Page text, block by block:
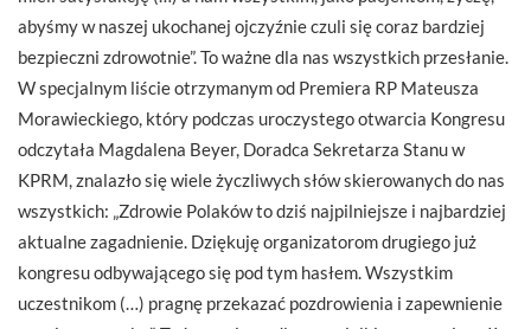
abyśmy w naszej ukochanej ojczyźnie czuli się coraz bardziej
bezpieczni zdrowotnie”. To ważne dla nas wszystkich przesłanie.
W specjalnym liście otrzymanym od Premiera RP Mateusza
Morawieckiego, który podczas uroczystego otwarcia Kongresu
odczytała Magdalena Beyer, Doradca Sekretarza Stanu w
KPRM, znalazło się wiele życzliwych słów skierowanych do nas
wszystkich: „Zdrowie Polaków to dziś najpilniejsze i najbardziej
aktualne zagadnienie. Dziękuję organizatorom drugiego już
kongresu odbywającego się pod tym hasłem. Wszystkim
uczestnikom (…) pragnę przekazać pozdrowienia i zapewnienie